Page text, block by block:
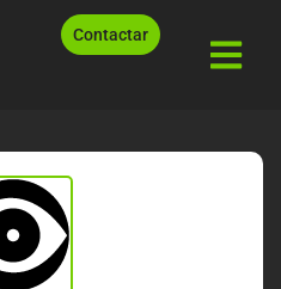
Contactar